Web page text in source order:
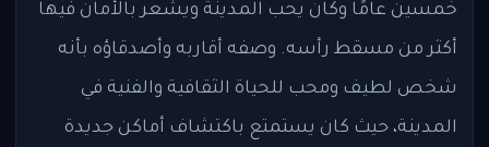
خمسين عامًا وكان يحب المدينة ويشعر بالأمان فيها
أكثر من مسقط رأسه. وصفه أقاربه وأصدقاؤه بأنه
شخص لطيف ومحب للحياة الثقافية والفنية في
المدينة، حيث كان يستمتع باكتشاف أماكن جديدة